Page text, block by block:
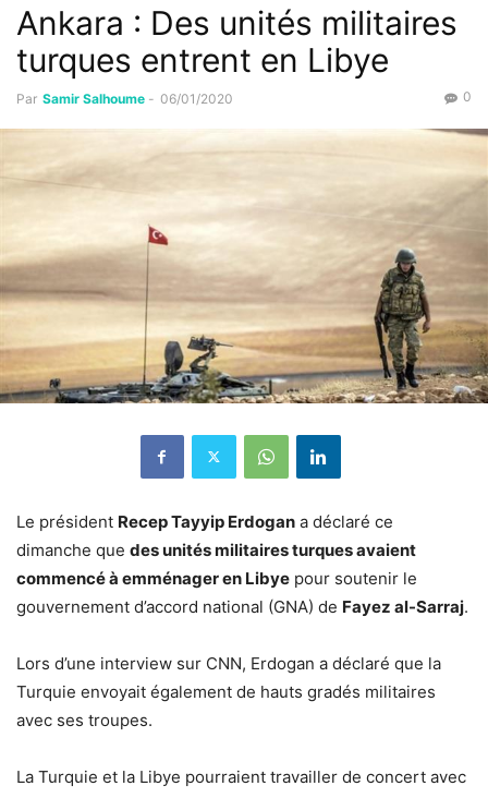
Ankara : Des unités militaires
turques entrent en Libye
Par Samir Salhoume - 06/01/2020 0
Le président Recep Tayyip Erdogan a déclaré ce
dimanche que des unités militaires turques avaient
commencé à emménager en Libye pour soutenir le
gouvernement d’accord national (GNA) de Fayez al-Sarraj.
Lors d’une interview sur CNN, Erdogan a déclaré que la
Turquie envoyait également de hauts gradés militaires
avec ses troupes.
La Turquie et la Libye pourraient travailler de concert avec